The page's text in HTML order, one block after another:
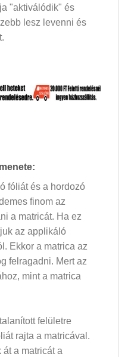
"aktiválódik" és
lesz levenni és
fóliát és a hordozó
finom az
a matricát. Ha ez
az applikáló
Ekkor a matrica az
felragadni. Mert az
mint a matrica
felületre
rajta a matricával.
a matricát a